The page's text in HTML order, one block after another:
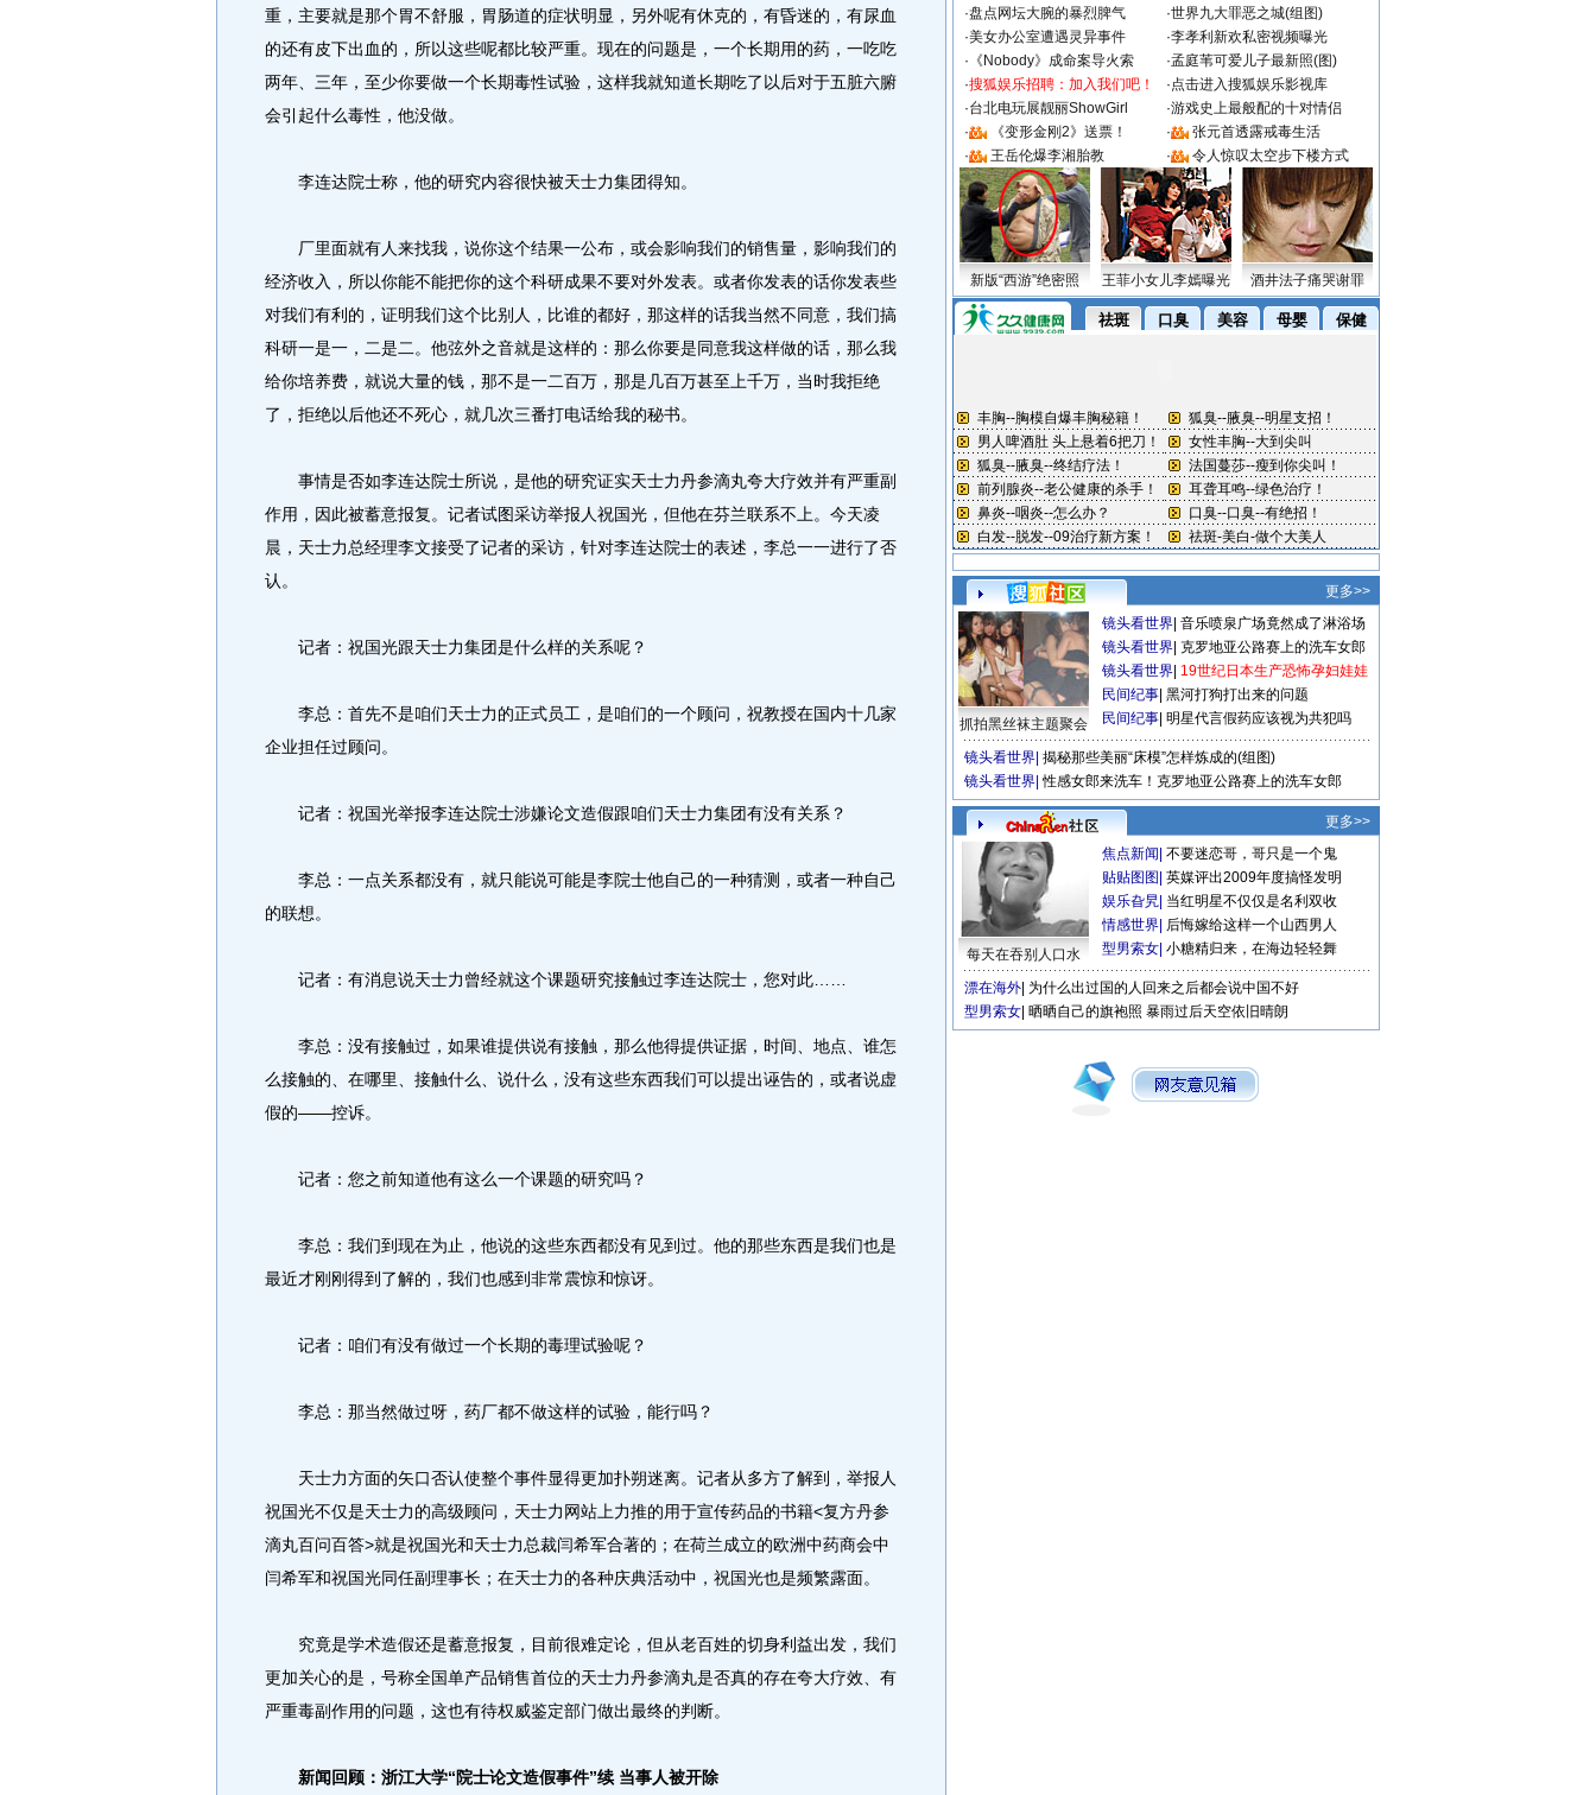
重，主要就是那个胃不舒服，胃肠道的症状明显，另外呢有休克的，有昏迷的，有尿血
的还有皮下出血的，所以这些呢都比较严重。现在的问题是，一个长期用的药，一吃吃
两年、三年，至少你要做一个长期毒性试验，这样我就知道长期吃了以后对于五脏六腑
会引起什么毒性，他没做。
李连达院士称，他的研究内容很快被天士力集团得知。
厂里面就有人来找我，说你这个结果一公布，或会影响我们的销售量，影响我们的
经济收入，所以你能不能把你的这个科研成果不要对外发表。或者你发表的话你发表些
对我们有利的，证明我们这个比别人，比谁的都好，那这样的话我当然不同意，我们搞
科研一是一，二是二。他弦外之音就是这样的：那么你要是同意我这样做的话，那么我
给你培养费，就说大量的钱，那不是一二百万，那是几百万甚至上千万，当时我拒绝
了，拒绝以后他还不死心，就几次三番打电话给我的秘书。
事情是否如李连达院士所说，是他的研究证实天士力丹参滴丸夸大疗效并有严重副
作用，因此被蓄意报复。记者试图采访举报人祝国光，但他在芬兰联系不上。今天凌
晨，天士力总经理李文接受了记者的采访，针对李连达院士的表述，李总一一进行了否
认。
记者：祝国光跟天士力集团是什么样的关系呢？
李总：首先不是咱们天士力的正式员工，是咱们的一个顾问，祝教授在国内十几家
企业担任过顾问。
记者：祝国光举报李连达院士涉嫌论文造假跟咱们天士力集团有没有关系？
李总：一点关系都没有，就只能说可能是李院士他自己的一种猜测，或者一种自己
的联想。
记者：有消息说天士力曾经就这个课题研究接触过李连达院士，您对此……
李总：没有接触过，如果谁提供说有接触，那么他得提供证据，时间、地点、谁怎
么接触的、在哪里、接触什么、说什么，没有这些东西我们可以提出诬告的，或者说虚
假的——控诉。
记者：您之前知道他有这么一个课题的研究吗？
李总：我们到现在为止，他说的这些东西都没有见到过。他的那些东西是我们也是
最近才刚刚得到了解的，我们也感到非常震惊和惊讶。
记者：咱们有没有做过一个长期的毒理试验呢？
李总：那当然做过呀，药厂都不做这样的试验，能行吗？
天士力方面的矢口否认使整个事件显得更加扑朔迷离。记者从多方了解到，举报人
祝国光不仅是天士力的高级顾问，天士力网站上力推的用于宣传药品的书籍<复方丹参
滴丸百问百答>就是祝国光和天士力总裁闫希军合著的；在荷兰成立的欧洲中药商会中
闫希军和祝国光同任副理事长；在天士力的各种庆典活动中，祝国光也是频繁露面。
究竟是学术造假还是蓄意报复，目前很难定论，但从老百姓的切身利益出发，我们
更加关心的是，号称全国单产品销售首位的天士力丹参滴丸是否真的存在夸大疗效、有
严重毒副作用的问题，这也有待权威鉴定部门做出最终的判断。
新闻回顾： 浙江大学“院士论文造假事件”续 当事人被开除
·盘点网坛大腕的暴烈脾气 ·世界九大罪恶之城(组图)
·美女办公室遭遇灵异事件 ·李孝利新欢私密视频曝光
· 《Nobody》成命案导火索 ·孟庭苇可爱儿子最新照(图)
·搜狐娱乐招聘：加入我们吧！ ·点击进入搜狐娱乐影视库
·台北电玩展靓丽ShowGirl ·游戏史上最般配的十对情侣
·
《变形金刚2》送票！ ·
张元首透露戒毒生活
·
王岳伦爆李湘胎教 · 令人惊叹太空步下楼方式
新版“西游”绝密照 王菲小女儿李嫣曝光 酒井法子痛哭谢罪
更多>>
抓拍黑丝袜主题聚会
镜头看世界 音乐喷泉广场竟然成了淋浴场
镜头看世界 克罗地亚公路赛上的洗车女郎
镜头看世界 19世纪日本生产恐怖孕妇娃娃
民间纪事 黑河打狗打出来的问题
民间纪事 明星代言假药应该视为共犯吗
镜头看世界 揭秘那些美丽“床模”怎样炼成的(组图)
镜头看世界 性感女郎来洗车！克罗地亚公路赛上的洗车女郎
更多>>
每天在吞别人口水
焦点新闻 不要迷恋哥，哥只是一个鬼
贴贴图图 英媒评出2009年度搞怪发明
娱乐旮旯 当红明星不仅仅是名利双收
情感世界 后悔嫁给这样一个山西男人
型男索女 小糖精归来，在海边轻轻舞
漂在海外 为什么出过国的人回来之后都会说中国不好
型男索女 晒晒自己的旗袍照 暴雨过后天空依旧晴朗